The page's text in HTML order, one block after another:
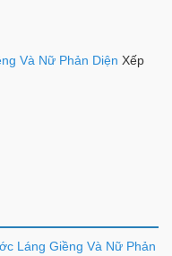
Và Nữ Phản Diện Xếp
Láng Giềng Và Nữ Phản